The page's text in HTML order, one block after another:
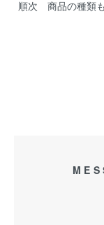
順次 商品の種類